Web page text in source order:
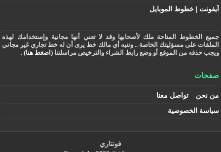
آيفونت | خطوط الموبايل
جميع الخطوط المتاحة ملك لأصحابها وقد لا تعني أنها مجانية وإستخدامك لهذه
الملفات على مسؤليتك الخاصة .. وننبه أي مالك خط يرى أن له خط تجاري غير مجاني
ويجب حذفه من الموقع أو وضع رابط الشراء والترخيص مراسلتنا(اضغط هنا) .
صفحات
من نحن – تواصل معنا
سياسة الخصوصية
فونتاري